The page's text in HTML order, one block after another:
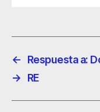
←
Respuesta a:
→
RE